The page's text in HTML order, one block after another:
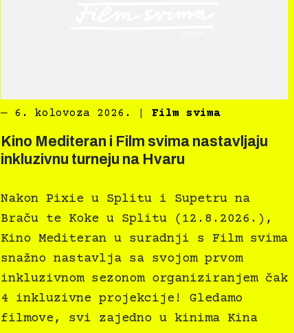
― 6. kolovoza 2026. Film svima
Kino Mediteran i Film svima nastavljaju
inkluzivnu turneju na Hvaru
Nakon Pixie u Splitu i Supetru na
Braču te Koke u Splitu (12.8.2026.),
Kino Mediteran u suradnji s Film svima
snažno nastavlja sa svojom prvom
inkluzivnom sezonom organiziranjem čak
4 inkluzivne projekcije! Gledamo
filmove, svi zajedno u kinima Kina